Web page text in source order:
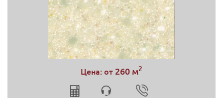
Цена: от 260 м2